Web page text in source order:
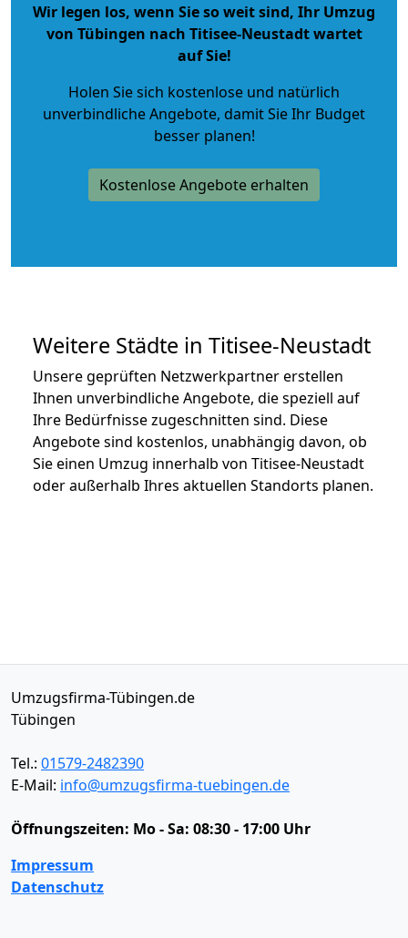
Wir legen los, wenn Sie so weit sind, Ihr Umzug
von Tübingen nach Titisee-Neustadt wartet
auf Sie!
Holen Sie sich kostenlose und natürlich
unverbindliche Angebote, damit Sie Ihr Budget
besser planen!
Kostenlose Angebote erhalten
Weitere Städte in Titisee-Neustadt
Unsere geprüften Netzwerkpartner erstellen
Ihnen unverbindliche Angebote, die speziell auf
Ihre Bedürfnisse zugeschnitten sind. Diese
Angebote sind kostenlos, unabhängig davon, ob
Sie einen Umzug innerhalb von Titisee-Neustadt
oder außerhalb Ihres aktuellen Standorts planen.
Umzugsfirma-Tübingen.de
Tübingen
Tel.: 01579-2482390
E-Mail: info@umzugsfirma-tuebingen.de
Öffnungszeiten: Mo - Sa: 08:30 - 17:00 Uhr
Impressum
Datenschutz